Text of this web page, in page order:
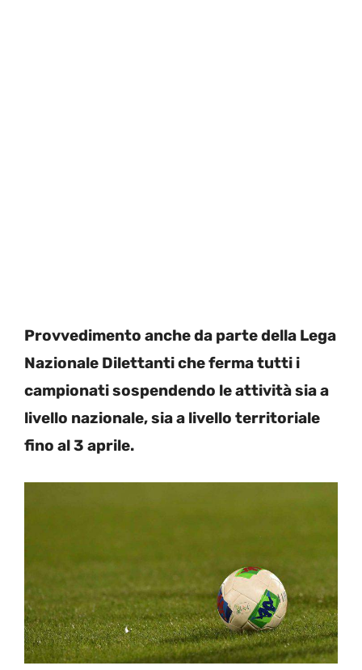
Provvedimento anche da parte della Lega
Nazionale Dilettanti che ferma tutti i
campionati sospendendo le attività sia a
livello nazionale, sia a livello territoriale
fino al 3 aprile.